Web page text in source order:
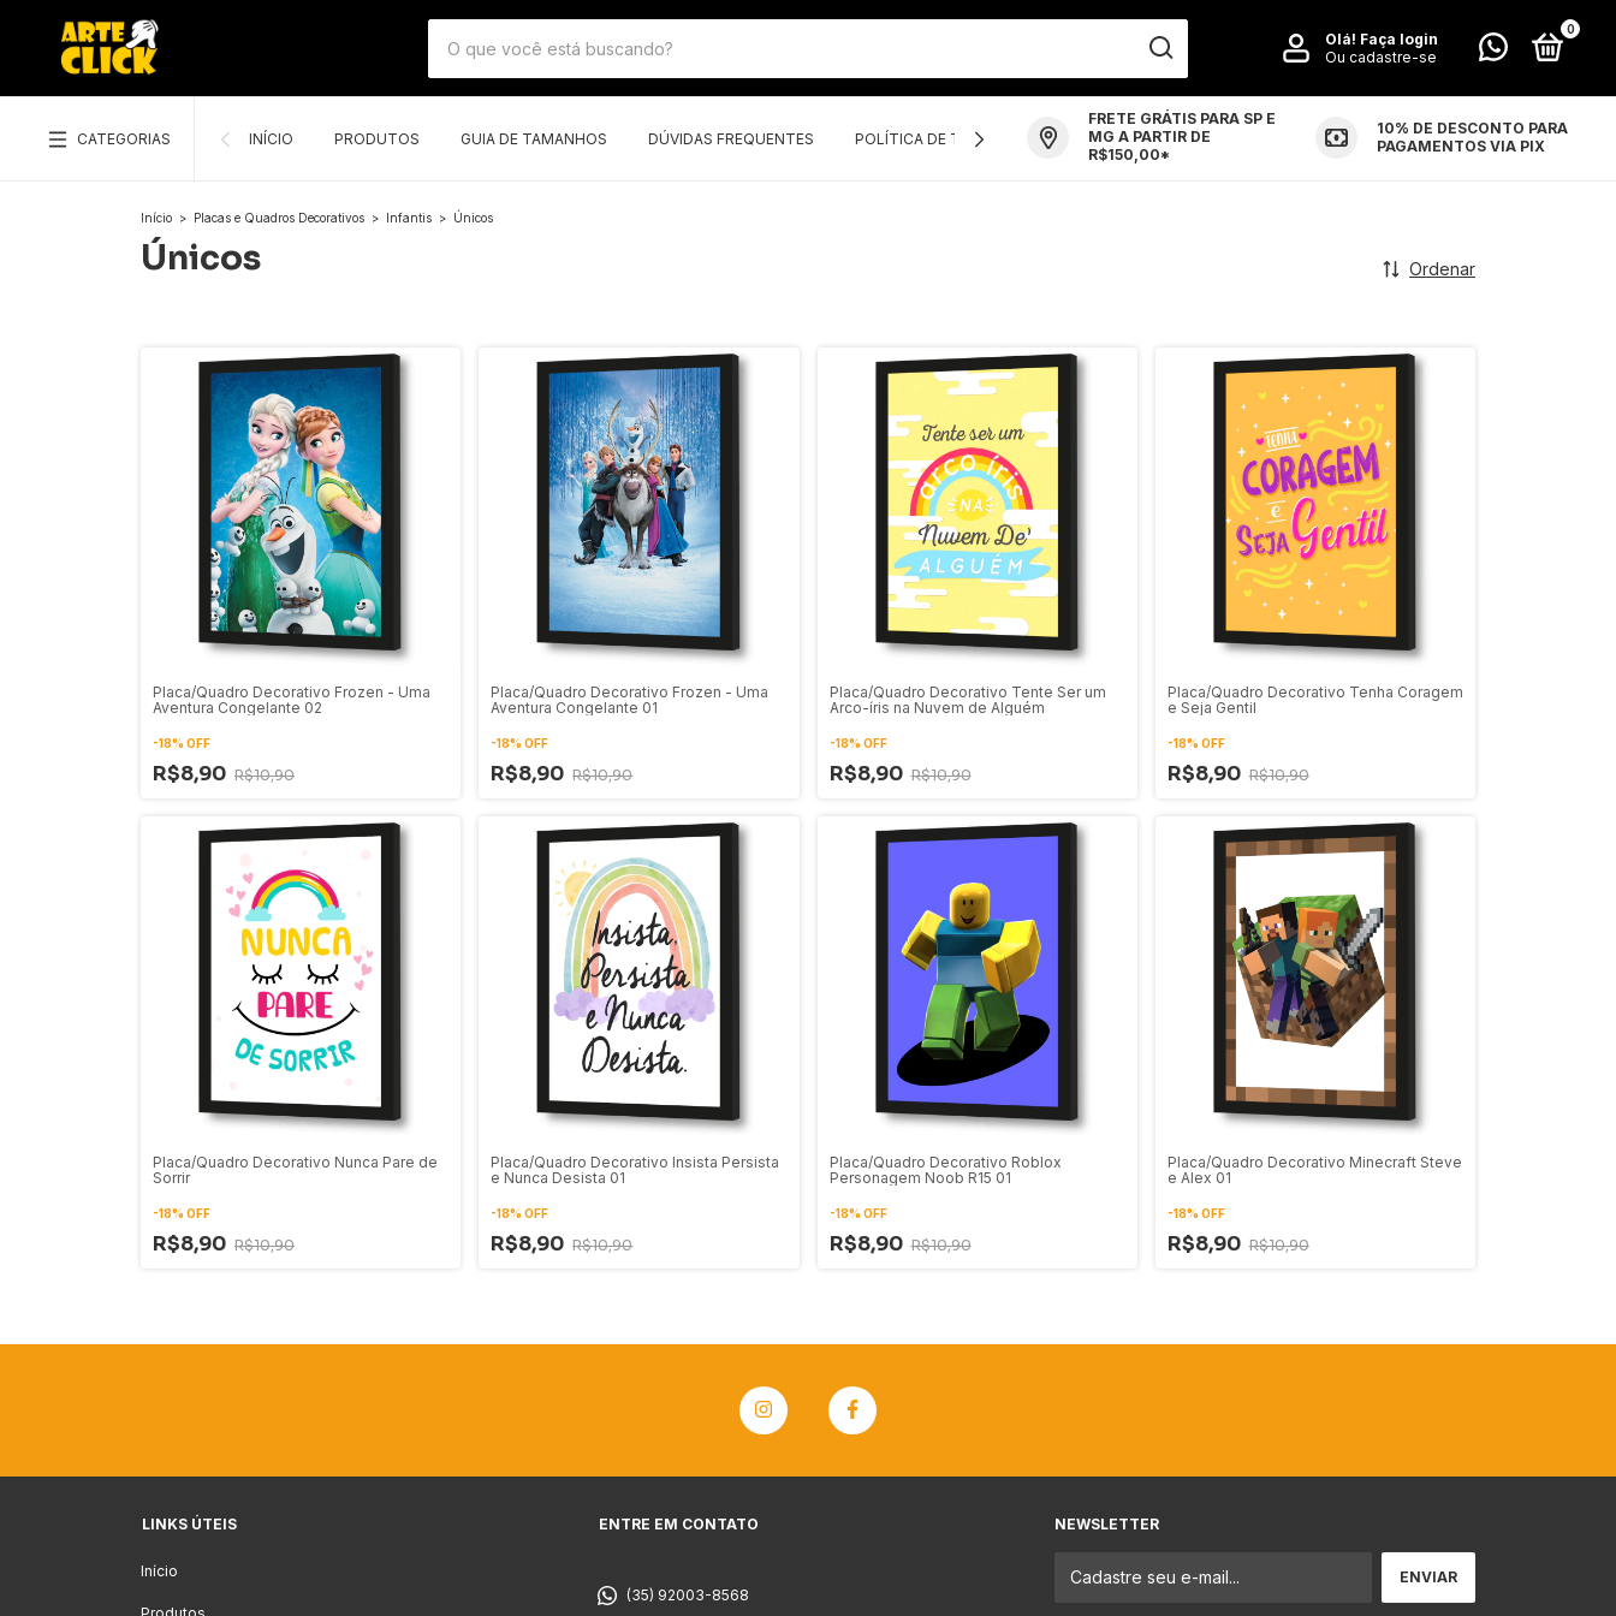
Olá! Faça login
Ou cadastre-se
0
CATEGORIAS INÍCIO PRODUTOS GUIA DE TAMANHOS DÚVIDAS FREQUENTES POLÍTICA DE TROCAS E DEVOLUÇÕES CONTATO
FRETE GRÁTIS PARA SP E
MG A PARTIR DE
R$150,00*
10% DE DESCONTO PARA
PAGAMENTOS VIA PIX
Início > Placas e Quadros Decorativos > Infantis > Únicos
Únicos Ordenar
Placa/Quadro Decorativo Frozen - Uma
Aventura Congelante 02
-18% OFF
R$8,90 R$10,90
Placa/Quadro Decorativo Frozen - Uma
Aventura Congelante 01
-18%OFF
R$8,90 R$10,90
Placa/Quadro Decorativo Tente Ser um
Arco-íris na Nuvem de Alguém
-18% OFF
R$8,90 R$10,90
Placa/Quadro Decorativo Tenha Coragem
e Seja Gentil
-18% OFF
R$8,90 R$10,90
Placa/Quadro Decorativo Nunca Pare de
Sorrir
-18% OFF
R$8,90 R$10,90
Placa/Quadro Decorativo Insista Persista
e Nunca Desista 01
-18%OFF
R$8,90 R$10,90
Placa/Quadro Decorativo Roblox
Personagem Noob R15 01
-18% OFF
R$8,90 R$10,90
Placa/Quadro Decorativo Minecraft Steve
e Alex 01
-18% OFF
R$8,90 R$10,90
LINKS ÚTEIS
Início
Produtos
ENTRE EM CONTATO
(35) 92003-8568
NEWSLETTER